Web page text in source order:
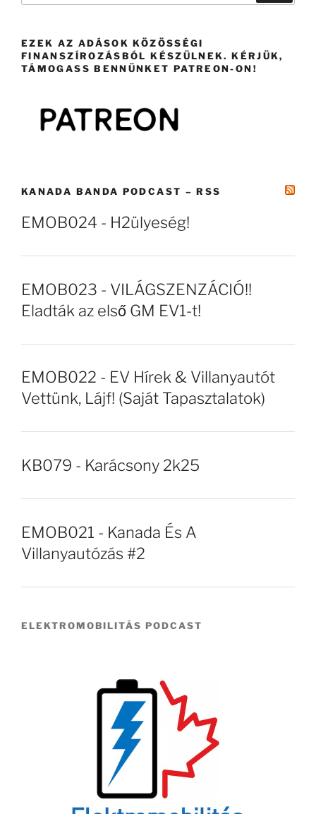
EZEK AZ ADÁSOK KÖZÖSSÉGI
FINANSZÍROZÁSBÓL KÉSZÜLNEK. KÉRJÜK,
TÁMOGASS BENNÜNKET PATREON-ON!
KANADA BANDA PODCAST – RSS
EMOB024 - H2ülyeség!
EMOB023 - VILÁGSZENZÁCIÓ!!
Eladták az első GM EV1-t!
EMOB022 - EV Hírek & Villanyautót
Vettünk, Lájf! (Saját Tapasztalatok)
KB079 - Karácsony 2k25
EMOB021 - Kanada És A
Villanyautózás #2
ELEKTROMOBILITÁS PODCAST